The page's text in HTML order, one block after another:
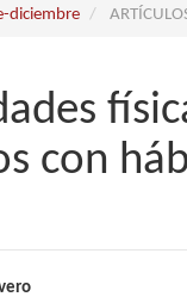
diciembre
con